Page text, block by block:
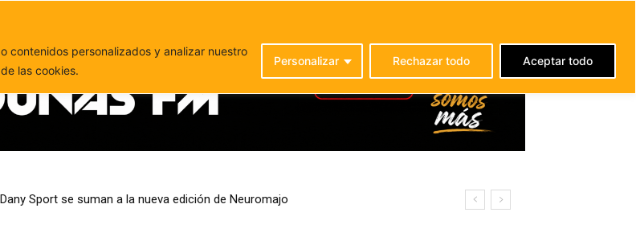
contenidos personalizados y analizar nuestro
las cookies.
Personalizar Rechazar todo Aceptar todo
Sport se suman a la nueva edición de Neuromajo
personas de 25 a 44 años